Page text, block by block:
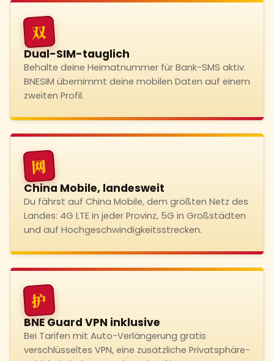
双
Dual-SIM-tauglich
Behalte deine Heimatnummer für Bank-SMS aktiv.
BNESIM übernimmt deine mobilen Daten auf einem
zweiten Profil.
网
China Mobile, landesweit
Du fährst auf China Mobile, dem größten Netz des
Landes: 4G LTE in jeder Provinz, 5G in Großstädten
und auf Hochgeschwindigkeitsstrecken.
护
BNE Guard VPN inklusive
Bei Tarifen mit Auto-Verlängerung gratis
verschlüsseltes VPN, eine zusätzliche Privatsphäre-